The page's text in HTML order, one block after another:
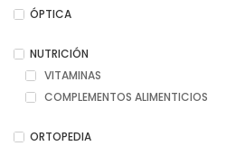
ÓPTICA
NUTRICIÓN
VITAMINAS
COMPLEMENTOS ALIMENTICIOS
ORTOPEDIA